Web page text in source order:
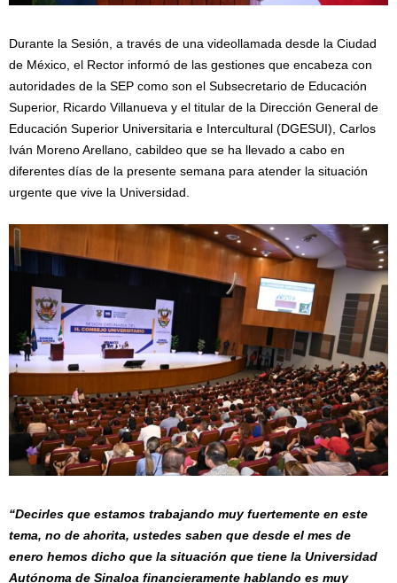
Durante la Sesión, a través de una videollamada desde la Ciudad
de México, el Rector informó de las gestiones que encabeza con
autoridades de la SEP como son el Subsecretario de Educación
Superior, Ricardo Villanueva y el titular de la Dirección General de
Educación Superior Universitaria e Intercultural (DGESUI), Carlos
Iván Moreno Arellano, cabildeo que se ha llevado a cabo en
diferentes días de la presente semana para atender la situación
urgente que vive la Universidad.
“Decirles que estamos trabajando muy fuertemente en este
tema, no de ahorita, ustedes saben que desde el mes de
enero hemos dicho que la situación que tiene la Universidad
Autónoma de Sinaloa financieramente hablando es muy